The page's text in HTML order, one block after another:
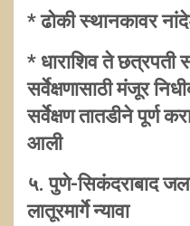
* ढोकी स्थानकावर
* धाराशिव ते छत्रपती
सर्वेक्षणासाठी मंजूर
सर्वेक्षण तातडीने पूर्ण
आली
५. पुणे-सिकंदराबाद जलद
लातूरमार्गे न्यावा